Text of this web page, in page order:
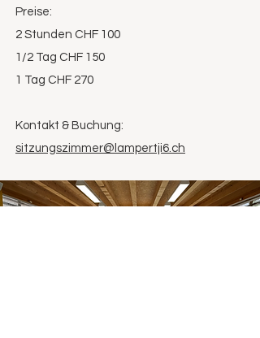
Preise:
2 Stunden CHF 100
1/2 Tag CHF 150
1 Tag CHF 270
Kontakt & Buchung:
sitzungszimmer@lampertji6.ch